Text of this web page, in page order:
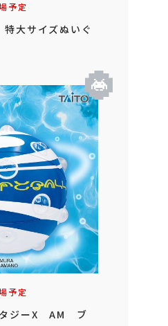
予定
大サイズぬいぐ
予定
タジーX AM ブ